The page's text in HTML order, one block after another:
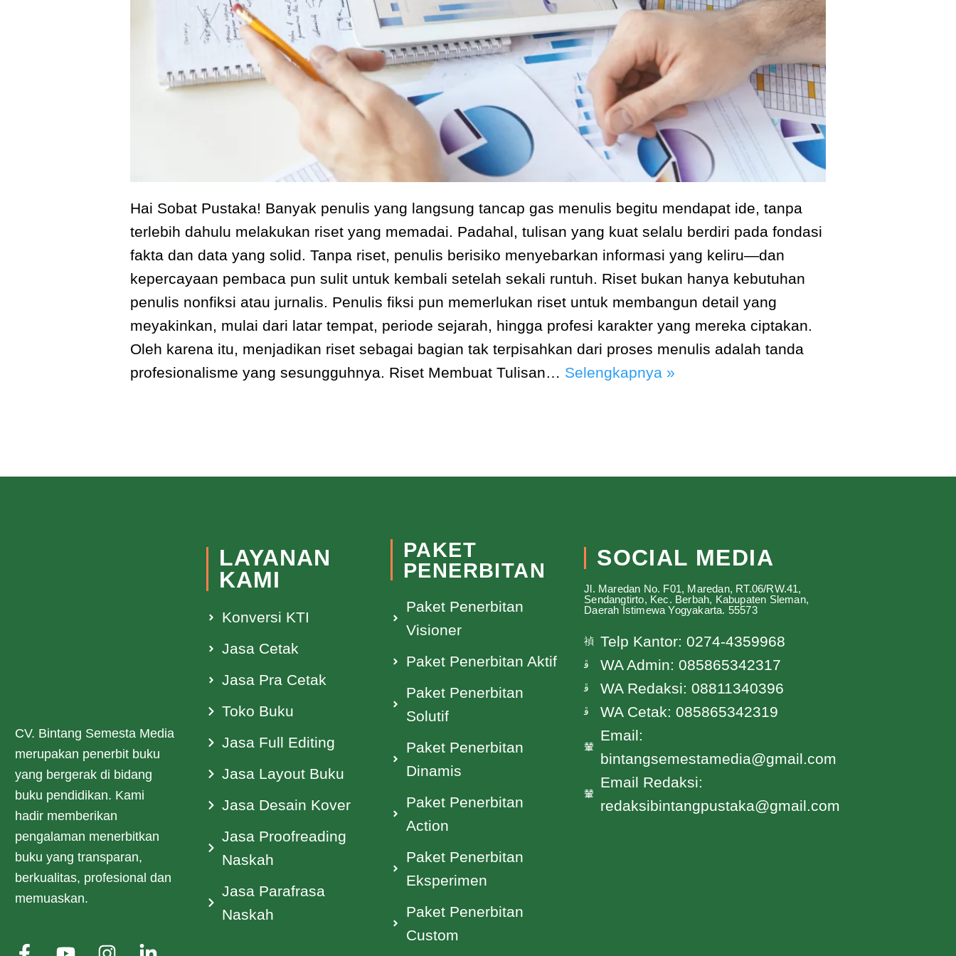
Hai Sobat Pustaka! Banyak penulis yang langsung tancap gas menulis begitu mendapat ide, tanpa
terlebih dahulu melakukan riset yang memadai. Padahal, tulisan yang kuat selalu berdiri pada fondasi
fakta dan data yang solid. Tanpa riset, penulis berisiko menyebarkan informasi yang keliru—dan
kepercayaan pembaca pun sulit untuk kembali setelah sekali runtuh. Riset bukan hanya kebutuhan
penulis nonfiksi atau jurnalis. Penulis fiksi pun memerlukan riset untuk membangun detail yang
meyakinkan, mulai dari latar tempat, periode sejarah, hingga profesi karakter yang mereka ciptakan.
Oleh karena itu, menjadikan riset sebagai bagian tak terpisahkan dari proses menulis adalah tanda
profesionalisme yang sesungguhnya. Riset Membuat Tulisan… Selengkapnya »
CV. Bintang Semesta Media
merupakan penerbit buku
yang bergerak di bidang
buku pendidikan. Kami
hadir memberikan
pengalaman menerbitkan
buku yang transparan,
berkualitas, profesional dan
memuaskan.
LAYANAN
KAMI
Konversi KTI
Jasa Cetak
Jasa Pra Cetak
Toko Buku
Jasa Full Editing
Jasa Layout Buku
Jasa Desain Kover
Jasa Proofreading
Naskah
Jasa Parafrasa
Naskah
PAKET
PENERBITAN
Paket Penerbitan
Visioner
Paket Penerbitan Aktif
Paket Penerbitan
Solutif
Paket Penerbitan
Dinamis
Paket Penerbitan
Action
Paket Penerbitan
Eksperimen
Paket Penerbitan
Custom
SOCIAL MEDIA
Jl. Maredan No. F01, Maredan, RT.06/RW.41,
Sendangtirto, Kec. Berbah, Kabupaten Sleman,
Daerah Istimewa Yogyakarta. 55573
Telp Kantor: 0274-4359968
WA Admin: 085865342317
WA Redaksi: 08811340396
WA Cetak: 085865342319
Email:
bintangsemestamedia@gmail.com
Email Redaksi:
redaksibintangpustaka@gmail.com